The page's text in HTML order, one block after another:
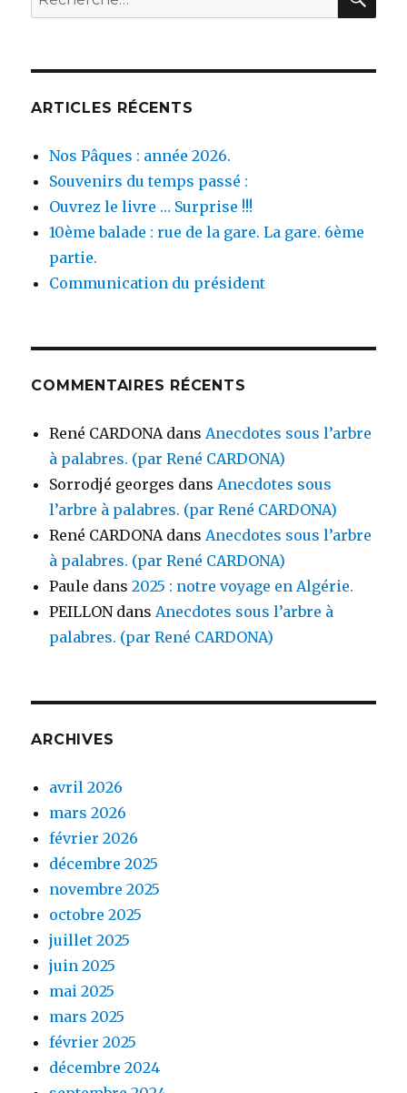
pour :
ARTICLES RÉCENTS
Nos Pâques : année 2026.
Souvenirs du temps passé :
Ouvrez le livre … Surprise !!!
10ème balade : rue de la gare. La gare. 6ème
partie.
Communication du président
COMMENTAIRES RÉCENTS
René CARDONA dans Anecdotes sous l’arbre
à palabres. (par René CARDONA)
Sorrodjé georges dans Anecdotes sous
l’arbre à palabres. (par René CARDONA)
René CARDONA dans Anecdotes sous l’arbre
à palabres. (par René CARDONA)
Paule dans2025 : notre voyage en Algérie.
PEILLONdans Anecdotes sous l’arbre à
palabres. (par René CARDONA)
ARCHIVES
avril 2026
mars 2026
février 2026
décembre 2025
novembre 2025
octobre 2025
juillet 2025
juin 2025
mai 2025
mars 2025
février 2025
décembre 2024